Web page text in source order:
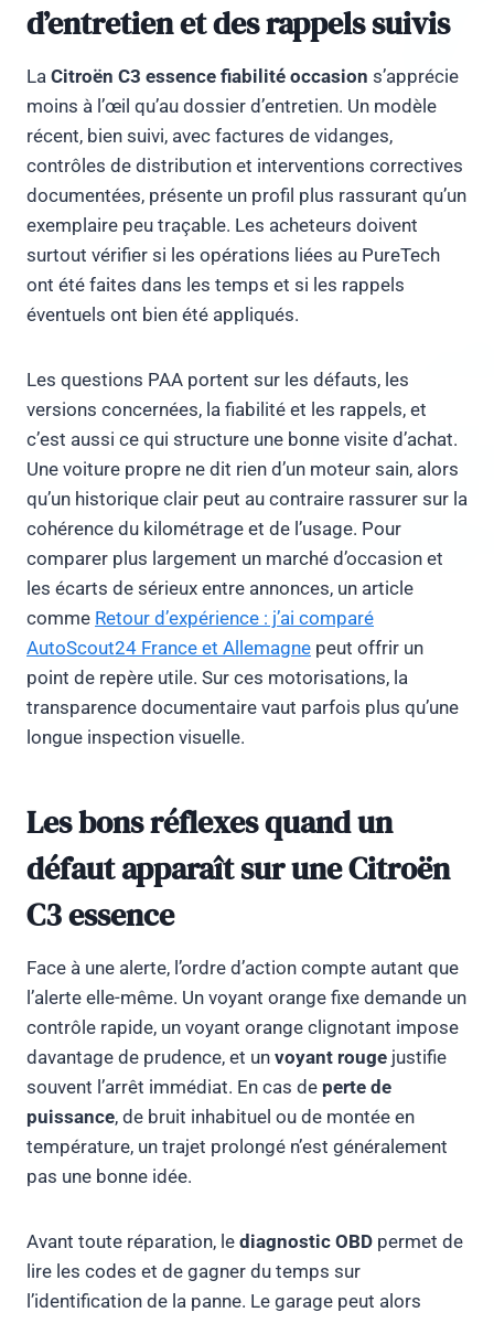
d’entretien et des rappels suivis
La Citroën C3 essence fiabilité occasion s’apprécie
moins à l’œil qu’au dossier d’entretien. Un modèle
récent, bien suivi, avec factures de vidanges,
contrôles de distribution et interventions correctives
documentées, présente un profil plus rassurant qu’un
exemplaire peu traçable. Les acheteurs doivent
surtout vérifier si les opérations liées au PureTech
ont été faites dans les temps et si les rappels
éventuels ont bien été appliqués.
Les questions PAA portent sur les défauts, les
versions concernées, la fiabilité et les rappels, et
c’est aussi ce qui structure une bonne visite d’achat.
Une voiture propre ne dit rien d’un moteur sain, alors
qu’un historique clair peut au contraire rassurer sur la
cohérence du kilométrage et de l’usage. Pour
comparer plus largement un marché d’occasion et
les écarts de sérieux entre annonces, un article
comme Retour d’expérience : j’ai comparé
AutoScout24 France et Allemagne peut offrir un
point de repère utile. Sur ces motorisations, la
transparence documentaire vaut parfois plus qu’une
longue inspection visuelle.
Les bons réflexes quand un
défaut apparaît sur une Citroën
C3 essence
Face à une alerte, l’ordre d’action compte autant que
l’alerte elle-même. Un voyant orange fixe demande un
contrôle rapide, un voyant orange clignotant impose
davantage de prudence, et un voyant rouge justifie
souvent l’arrêt immédiat. En cas de perte de
puissance, de bruit inhabituel ou de montée en
température, un trajet prolongé n’est généralement
pas une bonne idée.
Avant toute réparation, le diagnostic OBD permet de
lire les codes et de gagner du temps sur
l’identification de la panne. Le garage peut alors